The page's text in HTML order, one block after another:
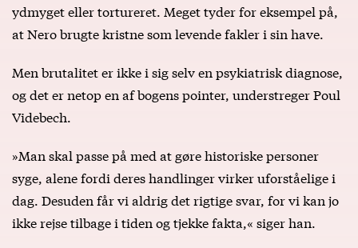
ydmyget eller tortureret. Meget tyder for eksempel på,
at Nero brugte kristne som levende fakler i sin have.
Men brutalitet er ikke i sig selv en psykiatrisk diagnose,
og det er netop en af bogens pointer, understreger Poul
Videbech.
»Man skal passe på med at gøre historiske personer
syge, alene fordi deres handlinger virker uforståelige i
dag. Desuden får vi aldrig det rigtige svar, for vi kan jo
ikke rejse tilbage i tiden og tjekke fakta,« siger han.